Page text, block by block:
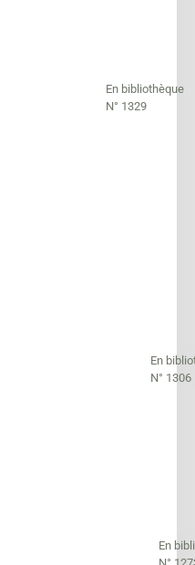
En bibliothèque
N° 1329
En
N° 1306
En